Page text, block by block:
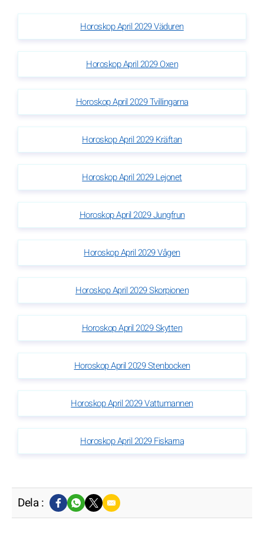
Horoskop April 2029 Väduren
Horoskop April 2029 Oxen
Horoskop April 2029 Tvillingarna
Horoskop April 2029 Kräftan
Horoskop April 2029 Lejonet
Horoskop April 2029 Jungfrun
Horoskop April 2029 Vågen
Horoskop April 2029 Skorpionen
Horoskop April 2029 Skytten
Horoskop April 2029 Stenbocken
Horoskop April 2029 Vattumannen
Horoskop April 2029 Fiskarna
Dela :